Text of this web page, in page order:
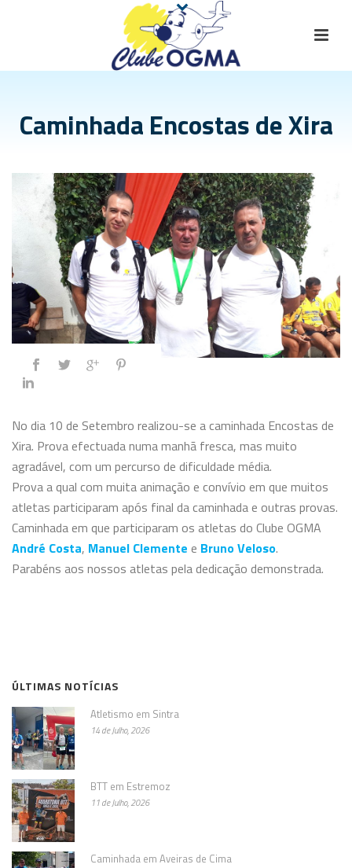
Caminhada Encostas de Xira
No dia 10 de Setembro realizou-se a caminhada Encostas de
Xira. Prova efectuada numa manhã fresca, mas muito
agradável, com um percurso de dificuldade média.
Prova a qual com muita animação e convívio em que muitos
atletas participaram após final da caminhada e outras provas.
Caminhada em que participaram os atletas do Clube OGMA
André Costa, Manuel Clemente e Bruno Veloso.
Parabéns aos nossos atletas pela dedicação demonstrada.
ÚLTIMAS NOTÍCIAS
Atletismo em Sintra
14 de Julho, 2026
BTT em Estremoz
11 de Julho, 2026
Caminhada em Aveiras de Cima